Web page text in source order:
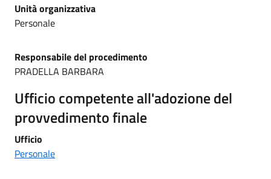
Unità organizzativa
Personale
Responsabile del procedimento
PRADELLA BARBARA
Ufficio competente all'adozione del
provvedimento finale
Ufficio
Personale